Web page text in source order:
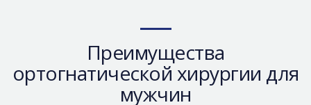
Преимущества
ортогнатической хирургии для
мужчин